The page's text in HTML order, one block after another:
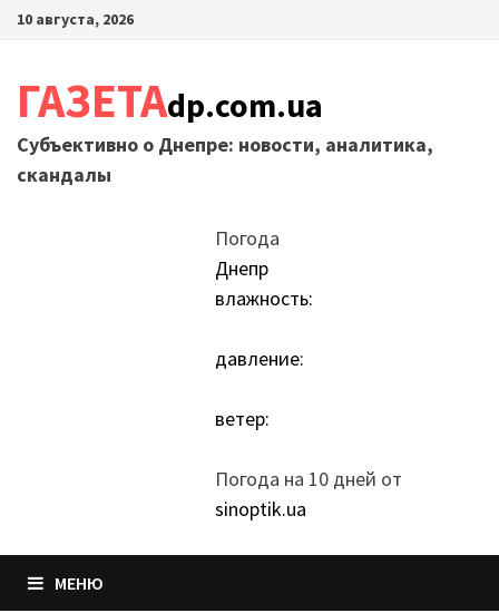
Перейти
10 августа, 2026
ГАЗЕТАdp.com.ua
Субъективно о Днепре: новости, аналитика,
скандалы
Погода
Днепр
влажность:
давление:
ветер:
Погода на 10 дней от
sinoptik.ua
МЕНЮ